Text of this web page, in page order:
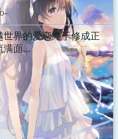
世界的爱恋终于修成正
满面...